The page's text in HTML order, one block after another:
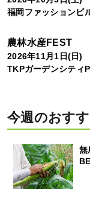
福岡ファッションビ
農林水産FEST
2026年11月1日(日)
TKPガーデンシティ
今週のおす
無